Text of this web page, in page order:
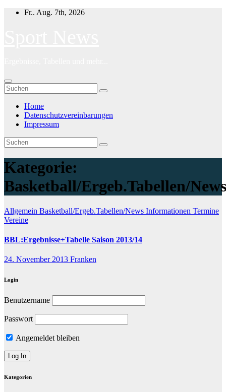
Zum
Fr.. Aug. 7th, 2026
Home
Datenschutzvereinbarungen
Impressum
Kategorie:
Basketball/Ergeb.Tabellen/News
Allgemein Basketball/Ergeb.Tabellen/News Informationen Termine
Vereine
BBL:Ergebnisse+Tabelle Saison 2013/14
24. November 2013 Franken
Login
Benutzername
Passwort
Angemeldet bleiben
Kategorien